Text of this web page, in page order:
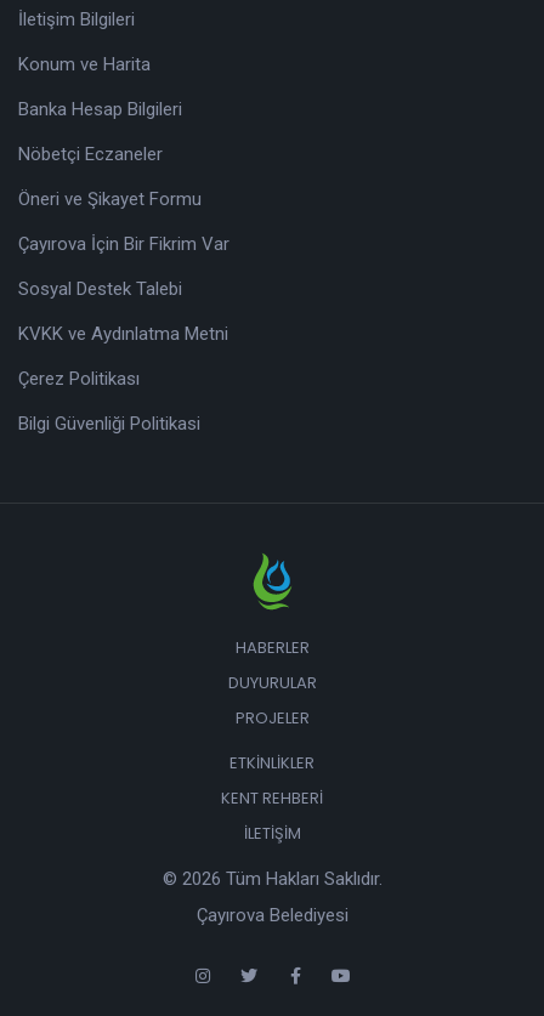
İletişim Bilgileri
Konum ve Harita
Banka Hesap Bilgileri
Nöbetçi Eczaneler
Öneri ve Şikayet Formu
Çayırova İçin Bir Fikrim Var
Sosyal Destek Talebi
KVKK ve Aydınlatma Metni
Çerez Politikası
Bilgi Güvenliği Politikasi
HABERLER
DUYURULAR
PROJELER
ETKINLIKLER
KENT REHBERI
İLETIŞIM
© 2026 Tüm Hakları Saklıdır.
Çayırova Belediyesi